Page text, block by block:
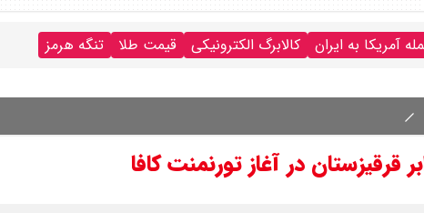
آمریکا به ایران کالابرگ الکترونیکی قیمت طلا تنگه هرمز
قرقیزستان در آغاز تورنمنت کافا